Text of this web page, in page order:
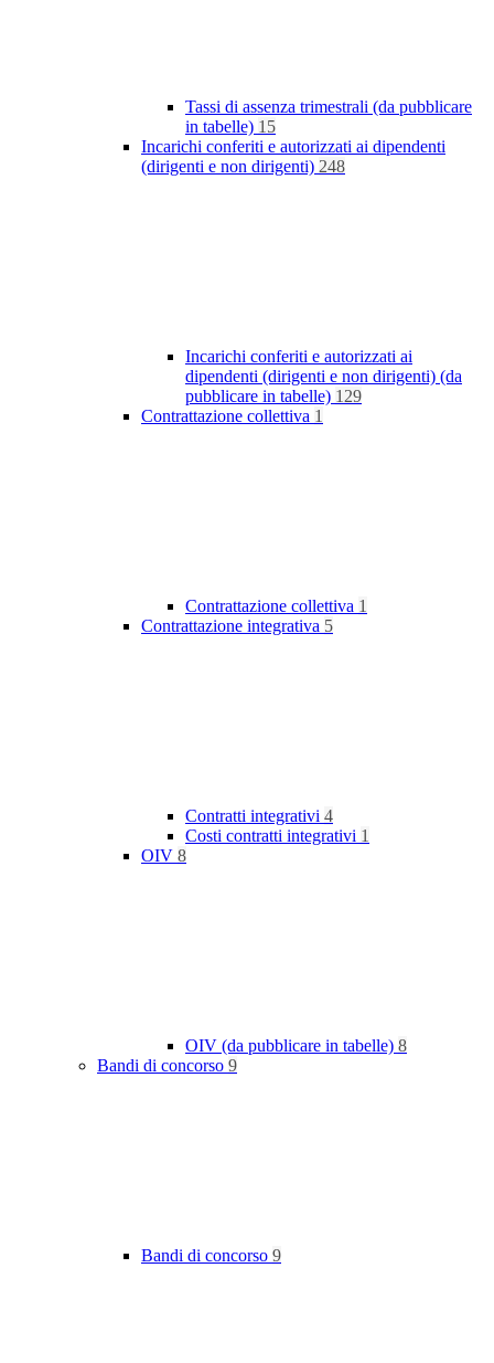
Tassi di assenza trimestrali (da pubblicare
in tabelle) 15
Incarichi conferiti e autorizzati ai dipendenti
(dirigenti e non dirigenti) 248
Incarichi conferiti e autorizzati ai
dipendenti (dirigenti e non dirigenti) (da
pubblicare in tabelle) 129
Contrattazione collettiva 1
Contrattazione collettiva 1
Contrattazione integrativa 5
Contratti integrativi 4
Costi contratti integrativi 1
OIV 8
OIV (da pubblicare in tabelle) 8
Bandi di concorso 9
Bandi di concorso 9